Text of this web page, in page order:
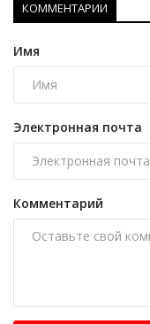
КОММЕНТАРИИ
Имя
Электронная почта
Комментарий